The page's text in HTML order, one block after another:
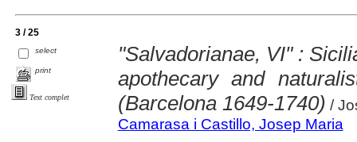
3 / 25
select
print
Text complet
"Salvadorianae, VI" :
apothecary and
(Barcelona 1649-1740) /
Camarasa i Castillo, Josep Maria